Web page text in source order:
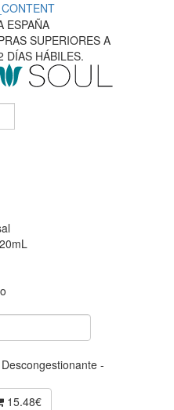
ESPAÑA
SUPERIORES A
DÍAS HÁBILES.
-
15.48€